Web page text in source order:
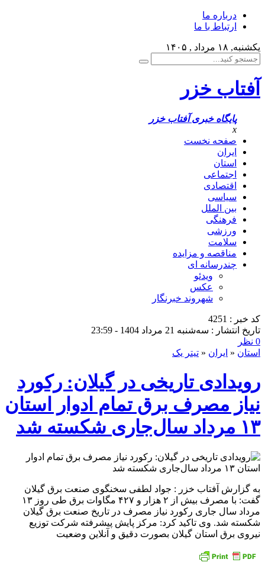
درباره ما
ارتباط با ما
یکشنبه, ۱۸ مرداد , ۱۴۰۵
آفتاب خزر
پایگاه خبری آفتاب خزر
x
صفحه نخست
ایران
استان
اجتماعی
اقتصادی
سیاسی
بین الملل
فرهنگی
ورزشی
سلامت
مناقصه و مزایده
چندرسانه ای
ویدئو
عکس
شهروند خبرنگار
کد خبر : 4251
تاریخ انتشار : سه‌شنبه 21 مرداد 1404 - 23:59
0 نظر
استان « ایران « تیتر یک
رویدادی تاریخی در گیلان: ركورد
نیاز مصرف برق تمام ادوار استان
۱۳ مرداد سال‌جاری شكسته شد
به گزارش آفتاب خزر : جواد لطفی سخنگوی صنعت برق گیلان
گفت: با مصرف بیش از ۲ هزار و ۴۲۷ مگاوات برق طی روز ۱۳
مرداد سال جاری رکورد نیاز مصرف در تاریخ صنعت برق گیلان
شکسته شد. وی تاکید کرد: مرکز پایش پیشرفته شرکت توزیع
نیروی برق استان گیلان بصورت دقیق و آنلاین وضعیت